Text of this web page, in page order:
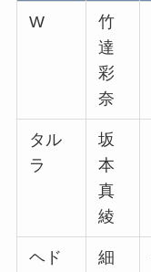
W
竹
達
彩
奈
タル
ラ
坂
本
真
綾
ヘド
細